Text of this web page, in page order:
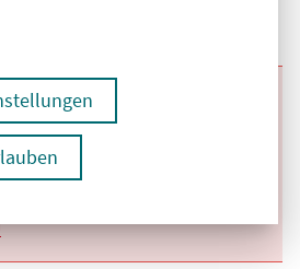
Anfangszeit:
,09:00 Uhr
Neurologie
Elisabeth Herzberge,
Berlin